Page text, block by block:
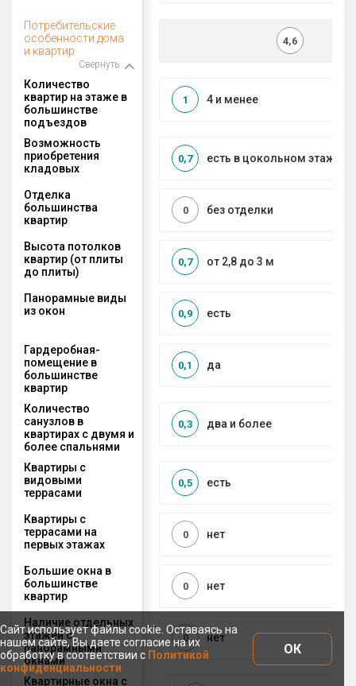
Потребительские
особенности дома
и квартир
Свернуть
4,6
Количество
квартир на этаже в
большинстве
подъездов
4 и менее
1
Возможность
приобретения
кладовых
есть в цокольном этаже
0,7
Отделка
большинства
квартир
без отделки
0
Высота потолков
квартир (от плиты
до плиты)
от 2,8 до 3 м
0,7
Панорамные виды
из окон
есть
0,9
Гардеробная-
помещение в
большинстве
квартир
да
0,1
Количество
санузлов в
квартирах с двумя и
более спальнями
два и более
0,3
Квартиры с
видовыми
террасами
есть
0,5
Квартиры с
террасами на
первых этажах
нет
0
Большие окна в
большинстве
квартир
нет
0
Наличие отдельных
этажей с
панорамными
окнами
нет
0
Квартирные окна с
Сайт использует файлы cookie. Оставаясь на
нашем сайте, Вы даете согласие на их
обработку в соответствии с Политикой
конфиденциальности
ОК